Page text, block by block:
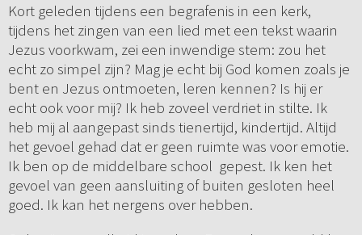
Kort geleden tijdens een begrafenis in een kerk,
tijdens het zingen van een lied met een tekst waarin
Jezus voorkwam, zei een inwendige stem: zou het
echt zo simpel zijn? Mag je echt bij God komen zoals je
bent en Jezus ontmoeten, leren kennen? Is hij er
echt ook voor mij? Ik heb zoveel verdriet in stilte. Ik
heb mij al aangepast sinds tienertijd, kindertijd. Altijd
het gevoel gehad dat er geen ruimte was voor emotie.
Ik ben op de middelbare school gepest. Ik ken het
gevoel van geen aansluiting of buiten gesloten heel
goed. Ik kan het nergens over hebben.